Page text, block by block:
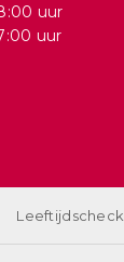
uur
uur
Leeftijdscheck